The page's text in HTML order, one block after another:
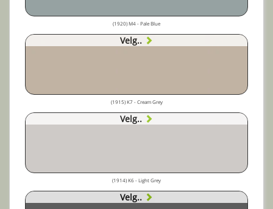
(1920) M4 - Pale Blue
Velg..
(1915) K7 - Cream Grey
Velg..
(1914) K6 - Light Grey
Velg..